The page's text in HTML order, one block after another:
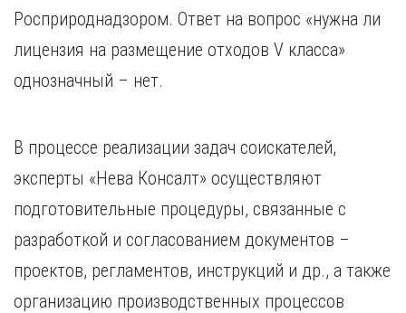
Росприроднадзором. Ответ на вопрос «нужна ли
лицензия на размещение отходов V класса»
однозначный – нет.
В процессе реализации задач соискателей,
эксперты «Нева Консалт» осуществляют
подготовительные процедуры, связанные с
разработкой и согласованием документов –
проектов, регламентов, инструкций и др., а также
организацию производственных процессов